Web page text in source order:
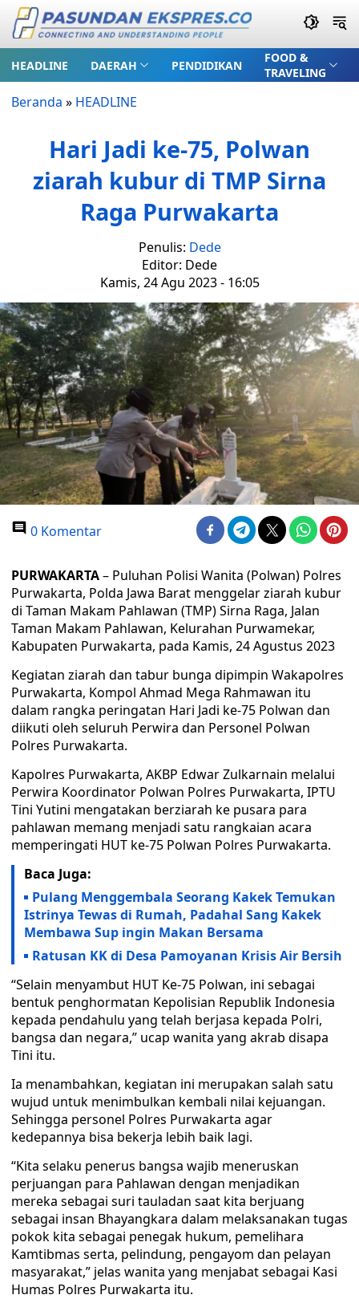
HEADLINE DAERAH PENDIDIKAN
FOOD &
TRAVELING
Beranda » HEADLINE
Hari Jadi ke-75, Polwan
ziarah kubur di TMP Sirna
Raga Purwakarta
Penulis: Dede
Editor: Dede
Kamis, 24 Agu 2023 - 16:05
0 Komentar
PURWAKARTA– Puluhan Polisi Wanita (Polwan) Polres
Purwakarta, Polda Jawa Barat menggelar ziarah kubur
di Taman Makam Pahlawan (TMP) Sirna Raga, Jalan
Taman Makam Pahlawan, Kelurahan Purwamekar,
Kabupaten Purwakarta, pada Kamis, 24 Agustus 2023
Kegiatan ziarah dan tabur bunga dipimpin Wakapolres
Purwakarta, Kompol Ahmad Mega Rahmawan itu
dalam rangka peringatan Hari Jadi ke-75 Polwan dan
diikuti oleh seluruh Perwira dan Personel Polwan
Polres Purwakarta.
Kapolres Purwakarta, AKBP Edwar Zulkarnain melalui
Perwira Koordinator Polwan Polres Purwakarta, IPTU
Tini Yutini mengatakan berziarah ke pusara para
pahlawan memang menjadi satu rangkaian acara
memperingati HUT ke-75 Polwan Polres Purwakarta.
Baca Juga:
Pulang Menggembala Seorang Kakek Temukan
Istrinya Tewas di Rumah, Padahal Sang Kakek
Membawa Sup ingin Makan Bersama
Ratusan KK di Desa Pamoyanan Krisis Air Bersih
“Selain menyambut HUT Ke-75 Polwan, ini sebagai
bentuk penghormatan Kepolisian Republik Indonesia
kepada pendahulu yang telah berjasa kepada Polri,
bangsa dan negara,” ucap wanita yang akrab disapa
Tini itu.
Ia menambahkan, kegiatan ini merupakan salah satu
wujud untuk menimbulkan kembali nilai kejuangan.
Sehingga personel Polres Purwakarta agar
kedepannya bisa bekerja lebih baik lagi.
“Kita selaku penerus bangsa wajib meneruskan
perjuangan para Pahlawan dengan menjadikan
mereka sebagai suri tauladan saat kita berjuang
sebagai insan Bhayangkara dalam melaksanakan tugas
pokok kita sebagai penegak hukum, pemelihara
Kamtibmas serta, pelindung, pengayom dan pelayan
masyarakat,” jelas wanita yang menjabat sebagai Kasi
Humas Polres Purwakarta itu.